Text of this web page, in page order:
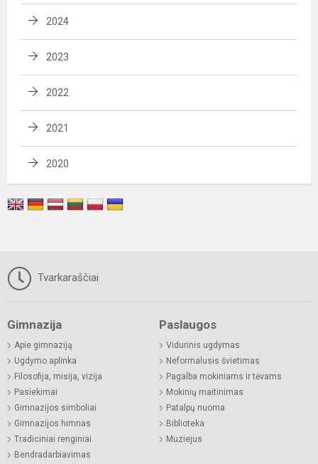
2024
2023
2022
2021
2020
Tvarkaraščiai
Gimnazija
Apie gimnaziją
Ugdymo aplinka
Filosofija, misija, vizija
Pasiekimai
Gimnazijos simboliai
Gimnazijos himnas
Tradiciniai renginiai
Bendradarbiavimas
Paslaugos
Vidurinis ugdymas
Neformalusis švietimas
Pagalba mokiniams ir tėvams
Mokinių maitinimas
Patalpų nuoma
Biblioteka
Muziejus